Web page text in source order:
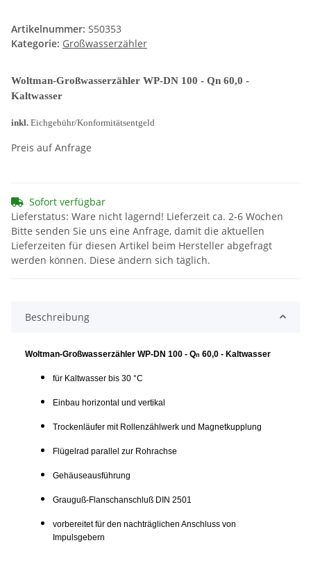
Artikelnummer: S50353
Kategorie: Großwasserzähler
Woltman-Großwasserzähler WP-DN 100 - Qn 60,0 -
Kaltwasser
inkl. Eichgebühr/Konformitätsentgeld
Preis auf Anfrage
Sofort verfügbar
Lieferstatus: Ware nicht lagernd! Lieferzeit ca. 2-6 Wochen
Bitte senden Sie uns eine Anfrage, damit die aktuellen
Lieferzeiten für diesen Artikel beim Hersteller abgefragt
werden können. Diese ändern sich täglich.
Beschreibung
Woltman-Großwasserzähler WP-DN 100 - Qn 60,0 - Kaltwasser
für Kaltwasser bis 30 °C
Einbau horizontal und vertikal
Trockenläufer mit Rollenzählwerk und Magnetkupplung
Flügelrad parallel zur Rohrachse
Gehäuseausführung
Grauguß-Flanschanschluß DIN 2501
vorbereitet für den nachträglichen Anschluss von
Impulsgebern